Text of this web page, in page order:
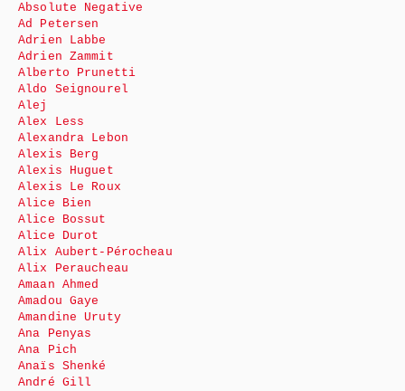
Absolute Negative
Ad Petersen
Adrien Labbe
Adrien Zammit
Alberto Prunetti
Aldo Seignourel
Alej
Alex Less
Alexandra Lebon
Alexis Berg
Alexis Huguet
Alexis Le Roux
Alice Bien
Alice Bossut
Alice Durot
Alix Aubert-Pérocheau
Alix Peraucheau
Amaan Ahmed
Amadou Gaye
Amandine Uruty
Ana Penyas
Ana Pich
Anaïs Shenké
André Gill